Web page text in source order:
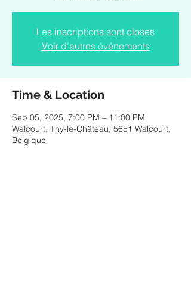
Les inscriptions sont closes
Voir d'autres événements
Time & Location
Sep 05, 2025, 7:00 PM – 11:00 PM
Walcourt, Thy-le-Château, 5651 Walcourt,
Belgique